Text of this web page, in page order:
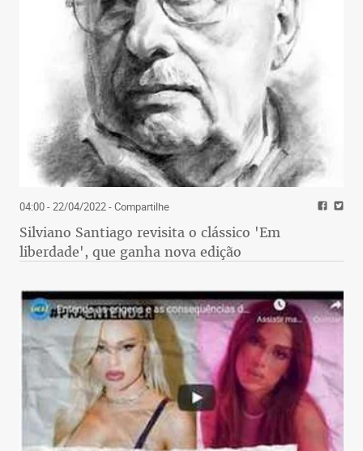
04:00 - 22/04/2022- Compartilhe
Silviano Santiago revisita o clássico 'Em
liberdade', que ganha nova edição